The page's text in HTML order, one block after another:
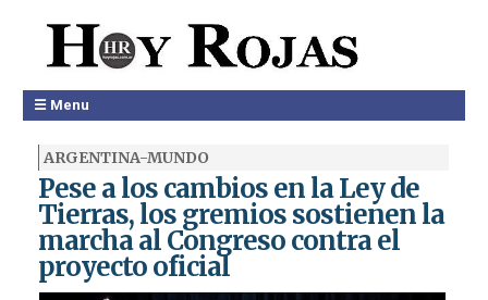
☰ Menu
ARGENTINA-MUNDO
Pese a los cambios en la Ley de
Tierras, los gremios sostienen la
marcha al Congreso contra el
proyecto oficial